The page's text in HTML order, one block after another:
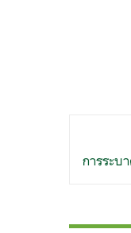
เรื่อง
การระบ